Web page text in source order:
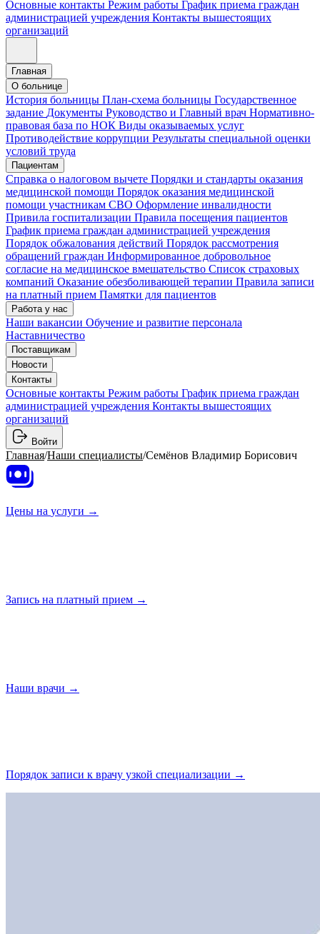
Основные контакты Режим работы График приема граждан
администрацией учреждения Контакты вышестоящих
организаций
Главная
О больнице
История больницы План-схема больницы Государственное
задание Документы Руководство и Главный врач Нормативно-
правовая база по НОК Виды оказываемых услуг
Противодействие коррупции Результаты специальной оценки
условий труда
Пациентам
Справка о налоговом вычете Порядки и стандарты оказания
медицинской помощи Порядок оказания медицинской
помощи участникам СВО Оформление инвалидности
Привила госпитализации Правила посещения пациентов
График приема граждан администрацией учреждения
Порядок обжалования действий Порядок рассмотрения
обращений граждан Информированное добровольное
согласие на медицинское вмешательство Список страховых
компаний Оказание обезболивающей терапии Правила записи
на платный прием Памятки для пациентов
Работа у нас
Наши вакансии Обучение и развитие персонала
Наставничество
Поставщикам
Новости
Контакты
Основные контакты Режим работы График приема граждан
администрацией учреждения Контакты вышестоящих
организаций
Войти
Главная/Наши специалисты/Семёнов Владимир Борисович
Цены на услуги →
Запись на платный прием →
Наши врачи →
Порядок записи к врачу узкой специализации →